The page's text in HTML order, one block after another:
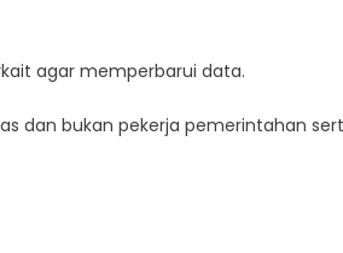
agar memperbarui data.
dan bukan pekerja pemerintahan